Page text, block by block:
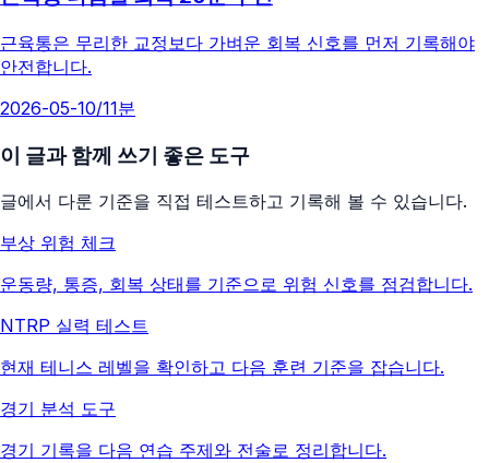
근육통은 무리한 교정보다 가벼운 회복 신호를 먼저 기록해야
안전합니다.
2026-05-10/11분
이 글과 함께 쓰기 좋은 도구
글에서 다룬 기준을 직접 테스트하고 기록해 볼 수 있습니다.
부상 위험 체크
운동량, 통증, 회복 상태를 기준으로 위험 신호를 점검합니다.
NTRP 실력 테스트
현재 테니스 레벨을 확인하고 다음 훈련 기준을 잡습니다.
경기 분석 도구
경기 기록을 다음 연습 주제와 전술로 정리합니다.